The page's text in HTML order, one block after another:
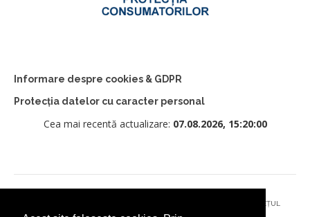
Informare despre cookies & GDPR
Protecția datelor cu caracter personal
Cea mai recentă actualizare: 07.08.2026, 15:20:00
© 2026 - PRIMĂRIA MUNICIPIULUI CÂMPULUNG MOLDOVENESC, JUDEȚUL